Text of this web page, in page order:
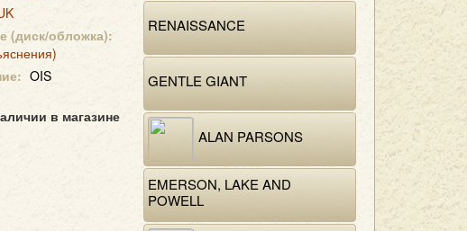
(диск/обложка):
OIS
в магазине
RENAISSANCE
GENTLE GIANT
ALAN PARSONS
EMERSON, LAKE AND
POWELL